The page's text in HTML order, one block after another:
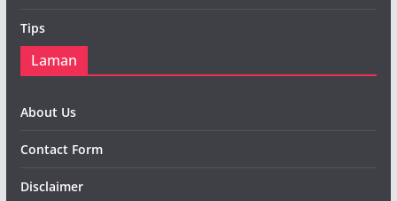
Tips
Laman
About Us
Contact Form
Disclaimer